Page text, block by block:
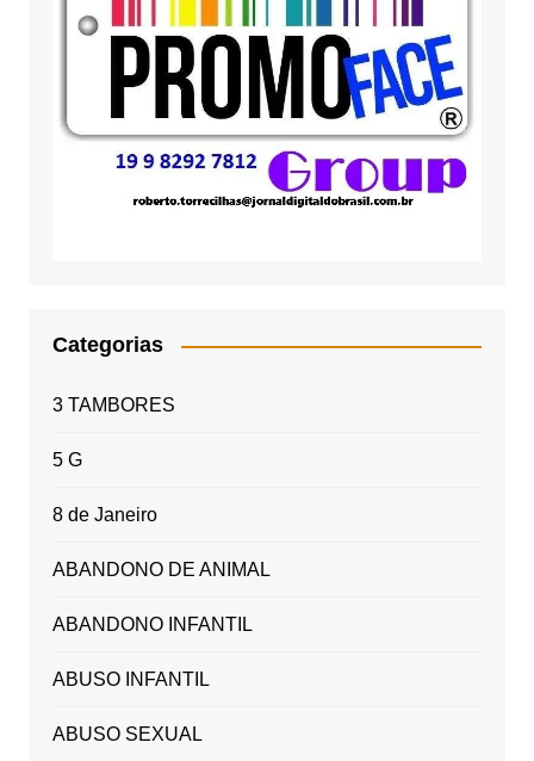
Categorias
3 TAMBORES
5 G
8 de Janeiro
ABANDONO DE ANIMAL
ABANDONO INFANTIL
ABUSO INFANTIL
ABUSO SEXUAL